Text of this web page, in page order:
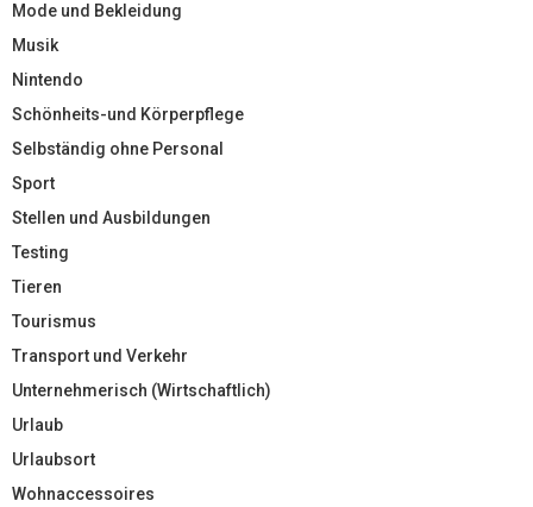
Mode und Bekleidung
Musik
Nintendo
Schönheits-und Körperpflege
Selbständig ohne Personal
Sport
Stellen und Ausbildungen
Testing
Tieren
Tourismus
Transport und Verkehr
Unternehmerisch (Wirtschaftlich)
Urlaub
Urlaubsort
Wohnaccessoires